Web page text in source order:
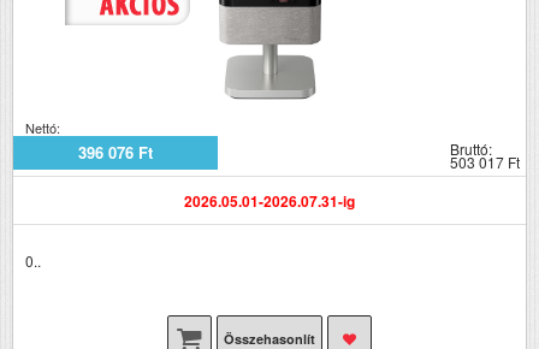
Nettó:
396 076 Ft Bruttó:
503 017 Ft
2026.05.01-2026.07.31-ig
0..
Összehasonlít